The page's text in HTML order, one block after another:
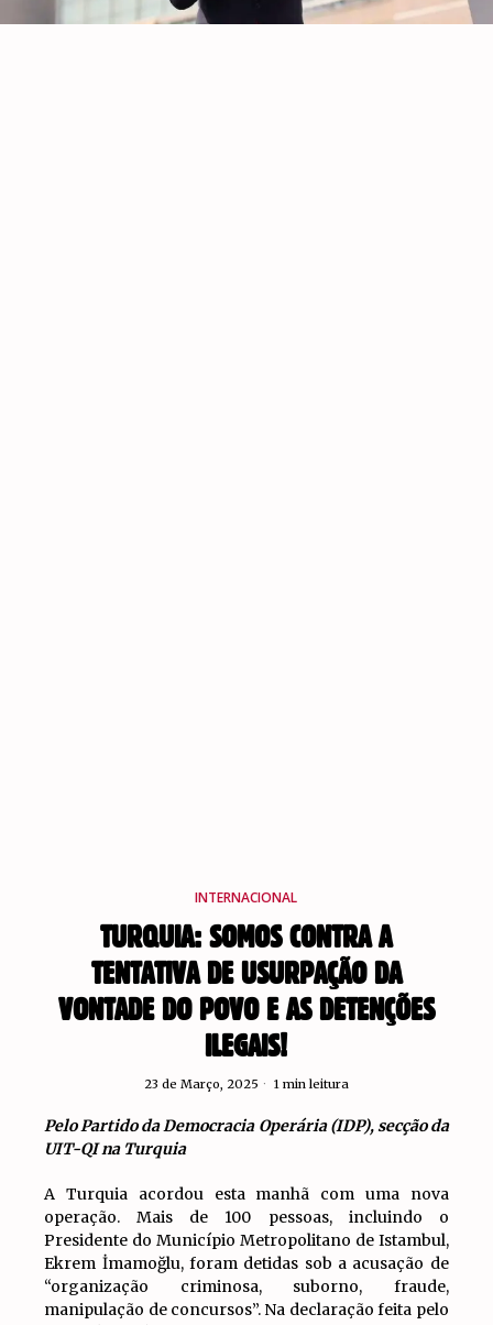
INTERNACIONAL
TURQUIA: SOMOS CONTRA A
TENTATIVA DE USURPAÇÃO DA
VONTADE DO POVO E AS DETENÇÕES
ILEGAIS!
23 de Março, 2025 1 min leitura
Pelo Partido da Democracia Operária (IDP), secção da
UIT-QI na Turquia
A Turquia acordou esta manhã com uma nova
operação. Mais de 100 pessoas, incluindo o
Presidente do Município Metropolitano de Istambul,
Ekrem İmamoğlu, foram detidas sob a acusação de
“organização criminosa, suborno, fraude,
manipulação de concursos”. Na declaração feita pelo